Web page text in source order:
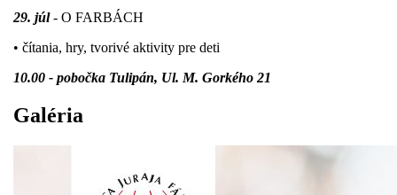
29. júl- O FARBÁCH
• čítania, hry, tvorivé aktivity pre deti
10.00 - pobočka Tulipán, Ul. M. Gorkého 21
Galéria